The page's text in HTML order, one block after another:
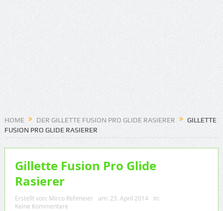
HOME DER GILLETTE FUSION PRO GLIDE RASIERER
GILLETTE
FUSION PRO GLIDE RASIERER
Gillette Fusion Pro Glide
Rasierer
Erstellt von: Mirco Rehmeier am: 23. April 2014
In:
Keine Kommentare